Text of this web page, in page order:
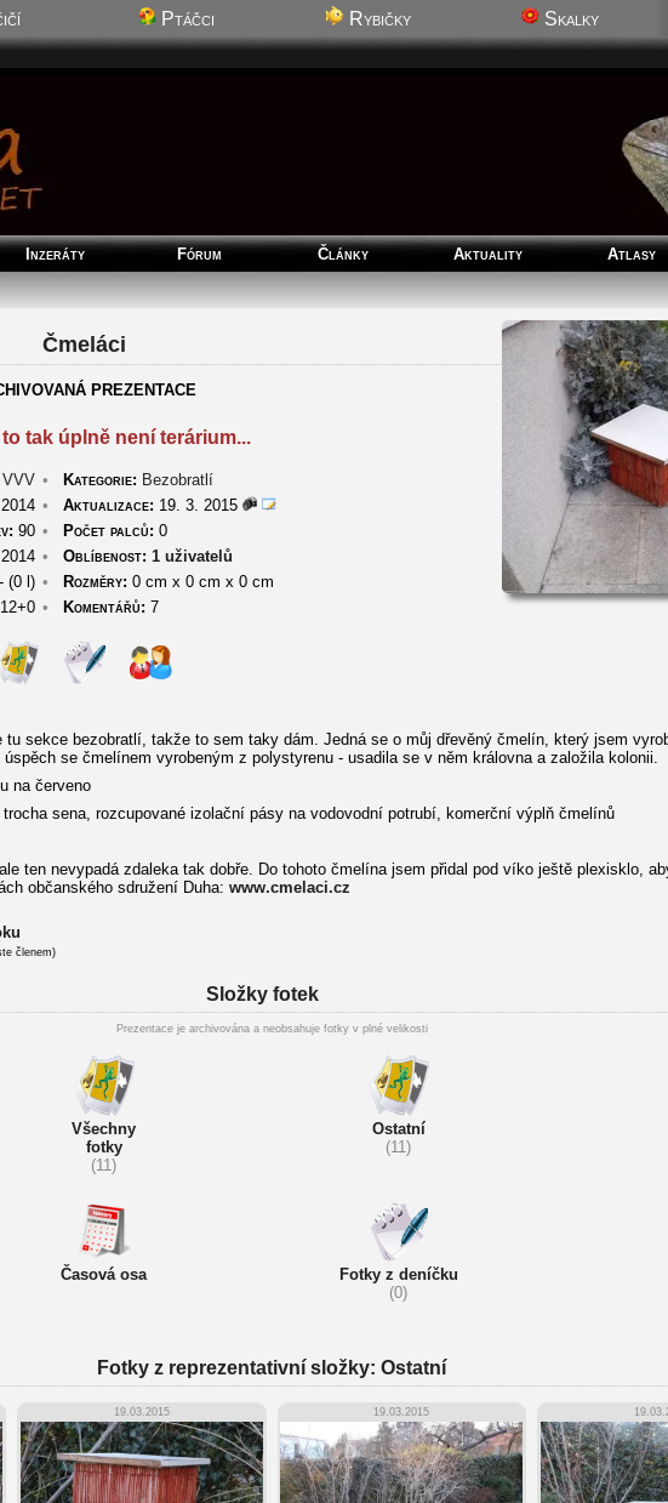
Ptáčci Rybičky Skalky
Inzeráty Fórum Články Aktuality Atlasy
Čmeláci
PREZENTACE
to tak úplně není terárium...
VVV • Kategorie: Bezobratlí
• Aktualizace: 19. 3. 2015
90 • Počet palců: 0
• Oblíbenost: 1 uživatelů
(0 l) • Rozměry: 0 cm x 0 cm x 0 cm
• Komentářů: 7
sekce bezobratlí, takže to sem taky dám. Jedná se o můj dřevěný čmelín, který jsem
se čmelínem vyrobeným z polystyrenu - usadila se v něm královna a založila kolonii.
na červeno
sena, rozcupované izolační pásy na vodovodní potrubí, komerční výplň čmelínů
ten nevypadá zdaleka tak dobře. Do tohoto čmelína jsem přidal pod víko ještě plexisklo,
občanského sdružení Duha: www.cmelaci.cz
členem)
Složky fotek
Prezentace je archivována a neobsahuje fotky v plné velikosti
Všechny
fotky
(11)
Ostatní
(11)
Časová osa
Fotky z deníčku
(0)
Fotky z reprezentativní složky: Ostatní
19.03.2015 19.03.2015